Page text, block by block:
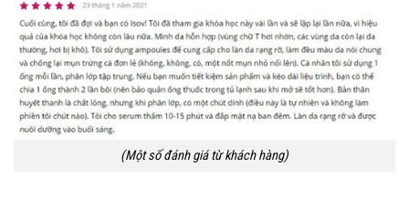
(Một số đánh giá từ khách hàng)